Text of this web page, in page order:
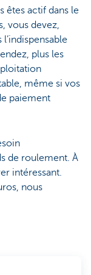
êtes actif dans le
vous devez,
plus les
même si vos
paiement
de roulement. À
intéressant.
nous